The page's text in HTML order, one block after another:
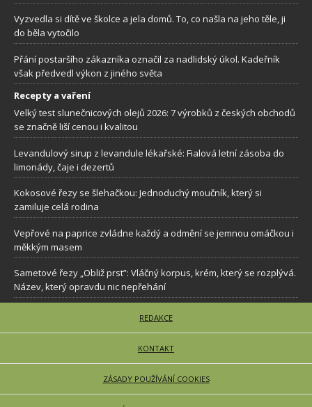
Vyzvedla si dítě ve školce a jela domů. To, co našla na jeho těle, ji
do běla vytočilo
Přání postaršího zákazníka označil za nadlidský úkol. Kadeřník
však předvedl výkon z jiného světa
Recepty a vaření
Velký test slunečnicových olejů 2026: 7 výrobků z českých obchodů
se značně liší cenou i kvalitou
Levandulový sirup z levandule lékařské: Fialová letní zásoba do
limonády, čaje i dezertů
Kokosové řezy se šlehačkou: Jednoduchý moučník, který si
zamiluje celá rodina
Vepřové na paprice zvládne každý a odmění se jemnou omáčkou i
měkkým masem
Sametové řezy „Obliž prst”: Vláčný korpus, krém, který se rozplývá.
Název, který opravdu nic nepřehání
REDAKCE
KONTAKT
ZÁSADY POUŽÍVÁNÍ COOKIES